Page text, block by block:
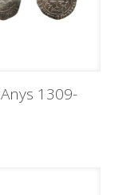
Anys 1309-